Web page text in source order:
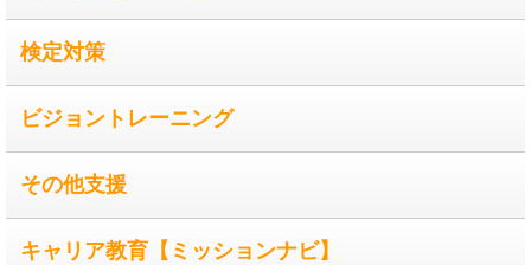
検定対策
ビジョントレーニング
その他支援
キャリア教育【ミッションナビ】